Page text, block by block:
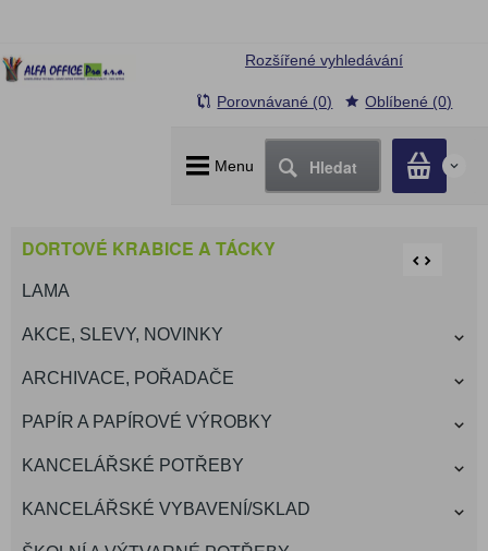
Menu Hledat 0
Rozšířené vyhledávání
Porovnávané (0) Oblíbené (0)
DORTOVÉ KRABICE A TÁCKY
LAMA
AKCE, SLEVY, NOVINKY
ARCHIVACE, POŘADAČE
PAPÍR A PAPÍROVÉ VÝROBKY
KANCELÁŘSKÉ POTŘEBY
KANCELÁŘSKÉ VYBAVENÍ/SKLAD